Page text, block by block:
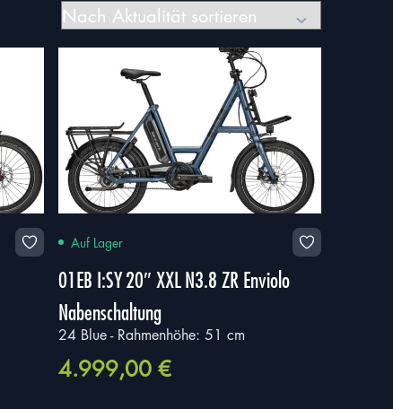
Auf Lager
01EB I:SY 20″ XXL N3.8 ZR Enviolo
Nabenschaltung
24 Blue - Rahmenhöhe: 51 cm
4.999,00 €